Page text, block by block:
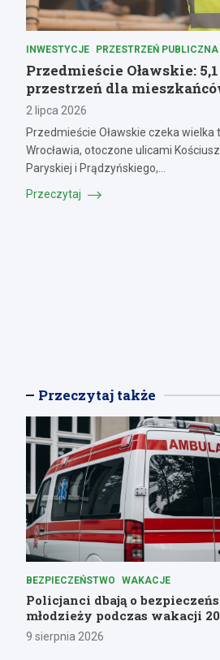
INWESTYCJE PRZESTRZEŃ PUBLICZNA
Przedmieście Oławskie:
przestrzeń dla
2 lipca 2026
Przedmieście Oławskie czeka
Wrocławia, otoczone ulicami
Paryskiej i Prądzyńskiego,…
Przeczytaj
Przeczytaj także
BEZPIECZEŃSTWO WAKACJE
Policjanci dbają o
młodzieży podczas wakacji
Dolnośląskiem
9 sierpnia 2026